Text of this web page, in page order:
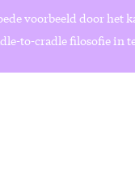
voorbeeld door het
to-cradle filosofie in